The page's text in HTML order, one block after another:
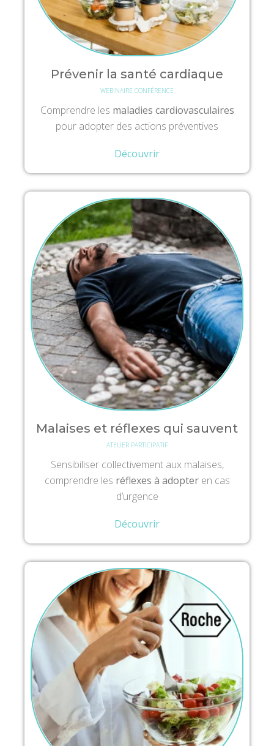
Prévenir la santé cardiaque
WEBINAIRE CONFÉRENCE
Comprendre les maladies cardiovasculaires
pour adopter des actions préventives
Découvrir
Malaises et réflexes qui sauvent
ATELIER PARTICIPATIF
Sensibiliser collectivement aux malaises,
comprendre les réflexes à adopteren cas
d’urgence
Découvrir